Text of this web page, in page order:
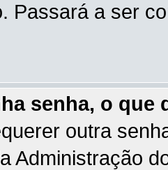
Passará a ser
senha, o que
outra
Administração